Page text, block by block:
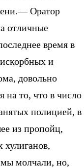
Оратор
отличные
время в
и
довольно
на то, что в число
полицией, в
из пропойц,
хулиганов,
молчали, но,